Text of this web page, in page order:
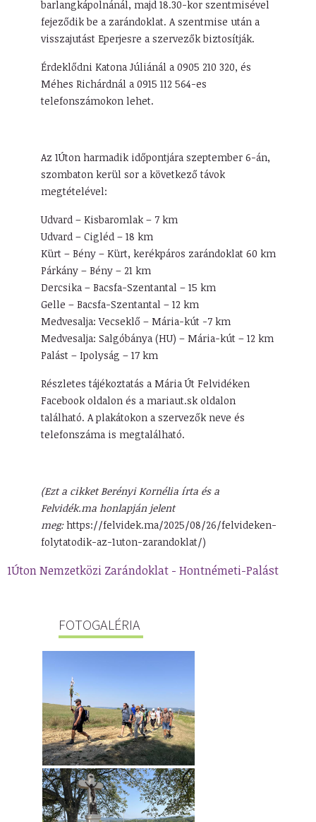
barlangkápolnánál, majd 18.30-kor szentmisével
fejeződik be a zarándoklat. A szentmise után a
visszajutást Eperjesre a szervezők biztosítják.
Érdeklődni Katona Júliánál a 0905 210 320, és
Méhes Richárdnál a 0915 112 564-es
telefonszámokon lehet.
Az 1Úton harmadik időpontjára szeptember 6-án,
szombaton kerül sor a következő távok
megtételével:
Udvard – Kisbaromlak – 7 km
Udvard – Cigléd – 18 km
Kürt – Bény – Kürt, kerékpáros zarándoklat 60 km
Párkány – Bény – 21 km
Dercsika – Bacsfa-Szentantal – 15 km
Gelle – Bacsfa-Szentantal – 12 km
Medvesalja: Vecseklő – Mária-kút -7 km
Medvesalja: Salgóbánya (HU) – Mária-kút – 12 km
Palást – Ipolyság – 17 km
Részletes tájékoztatás a Mária Út Felvidéken
Facebook oldalon és a mariaut.sk oldalon
található. A plakátokon a szervezők neve és
telefonszáma is megtalálható.
(Ezt a cikket Berényi Kornélia írta és a
Felvidék.ma honlapján jelent
meg:https://felvidek.ma/2025/08/26/felvideken-
folytatodik-az-1uton-zarandoklat/)
1Úton Nemzetközi Zarándoklat - Hontnémeti-Palást
FOTOGALÉRIA